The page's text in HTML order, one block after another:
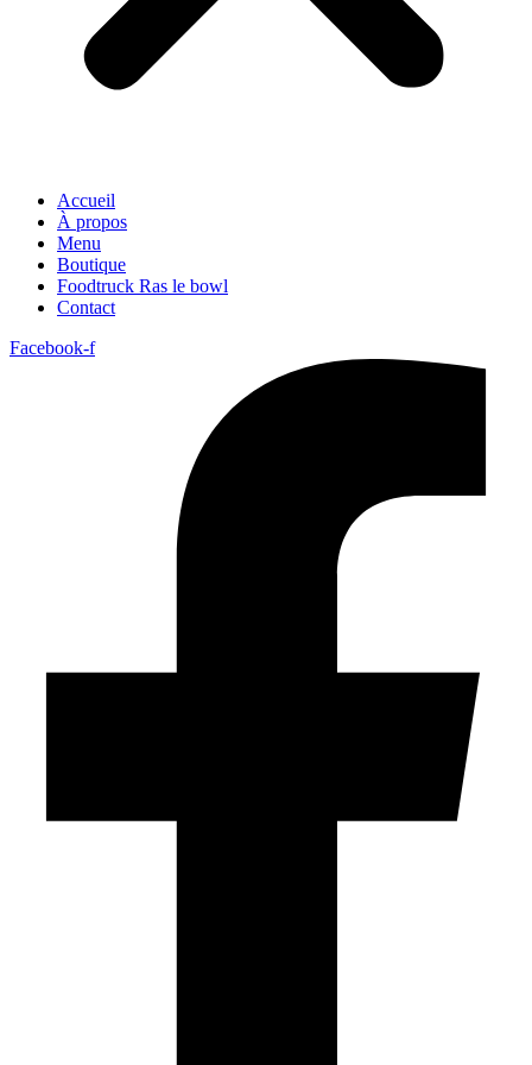
Accueil
À propos
Menu
Boutique
Foodtruck Ras le bowl
Contact
Facebook-f